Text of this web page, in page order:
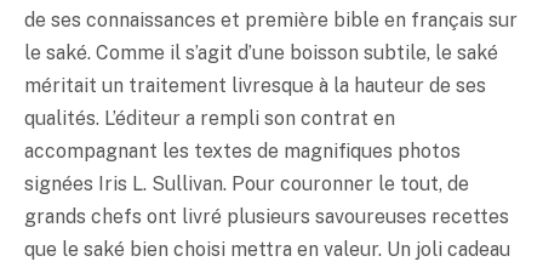
de ses connaissances et première bible en français sur
le saké. Comme il s’agit d’une boisson subtile, le saké
méritait un traitement livresque à la hauteur de ses
qualités. L’éditeur a rempli son contrat en
accompagnant les textes de magnifiques photos
signées Iris L. Sullivan. Pour couronner le tout, de
grands chefs ont livré plusieurs savoureuses recettes
que le saké bien choisi mettra en valeur. Un joli cadeau